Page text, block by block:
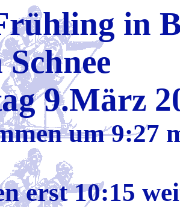
in
9.März
um 9:27
erst 10:15